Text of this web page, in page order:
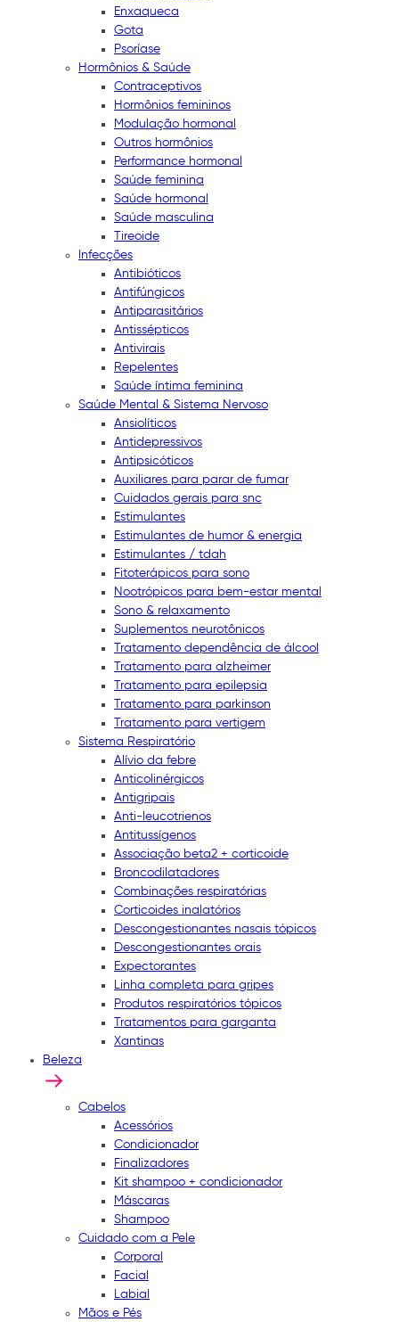
Enxaqueca
Gota
Psoríase
Hormônios & Saúde
Contraceptivos
Hormônios femininos
Modulação hormonal
Outros hormônios
Performance hormonal
Saúde feminina
Saúde hormonal
Saúde masculina
Tireoide
Infecções
Antibióticos
Antifúngicos
Antiparasitários
Antissépticos
Antivirais
Repelentes
Saúde íntima feminina
Saúde Mental & Sistema Nervoso
Ansiolíticos
Antidepressivos
Antipsicóticos
Auxiliares para parar de fumar
Cuidados gerais para snc
Estimulantes
Estimulantes de humor & energia
Estimulantes / tdah
Fitoterápicos para sono
Nootrópicos para bem-estar mental
Sono & relaxamento
Suplementos neurotônicos
Tratamento dependência de álcool
Tratamento para alzheimer
Tratamento para epilepsia
Tratamento para parkinson
Tratamento para vertigem
Sistema Respiratório
Alívio da febre
Anticolinérgicos
Antigripais
Anti-leucotrienos
Antitussígenos
Associação beta2 + corticoide
Broncodilatadores
Combinações respiratórias
Corticoides inalatórios
Descongestionantes nasais tópicos
Descongestionantes orais
Expectorantes
Linha completa para gripes
Produtos respiratórios tópicos
Tratamentos para garganta
Xantinas
Beleza
Cabelos
Acessórios
Condicionador
Finalizadores
Kit shampoo + condicionador
Máscaras
Shampoo
Cuidado com a Pele
Corporal
Facial
Labial
Mãos e Pés